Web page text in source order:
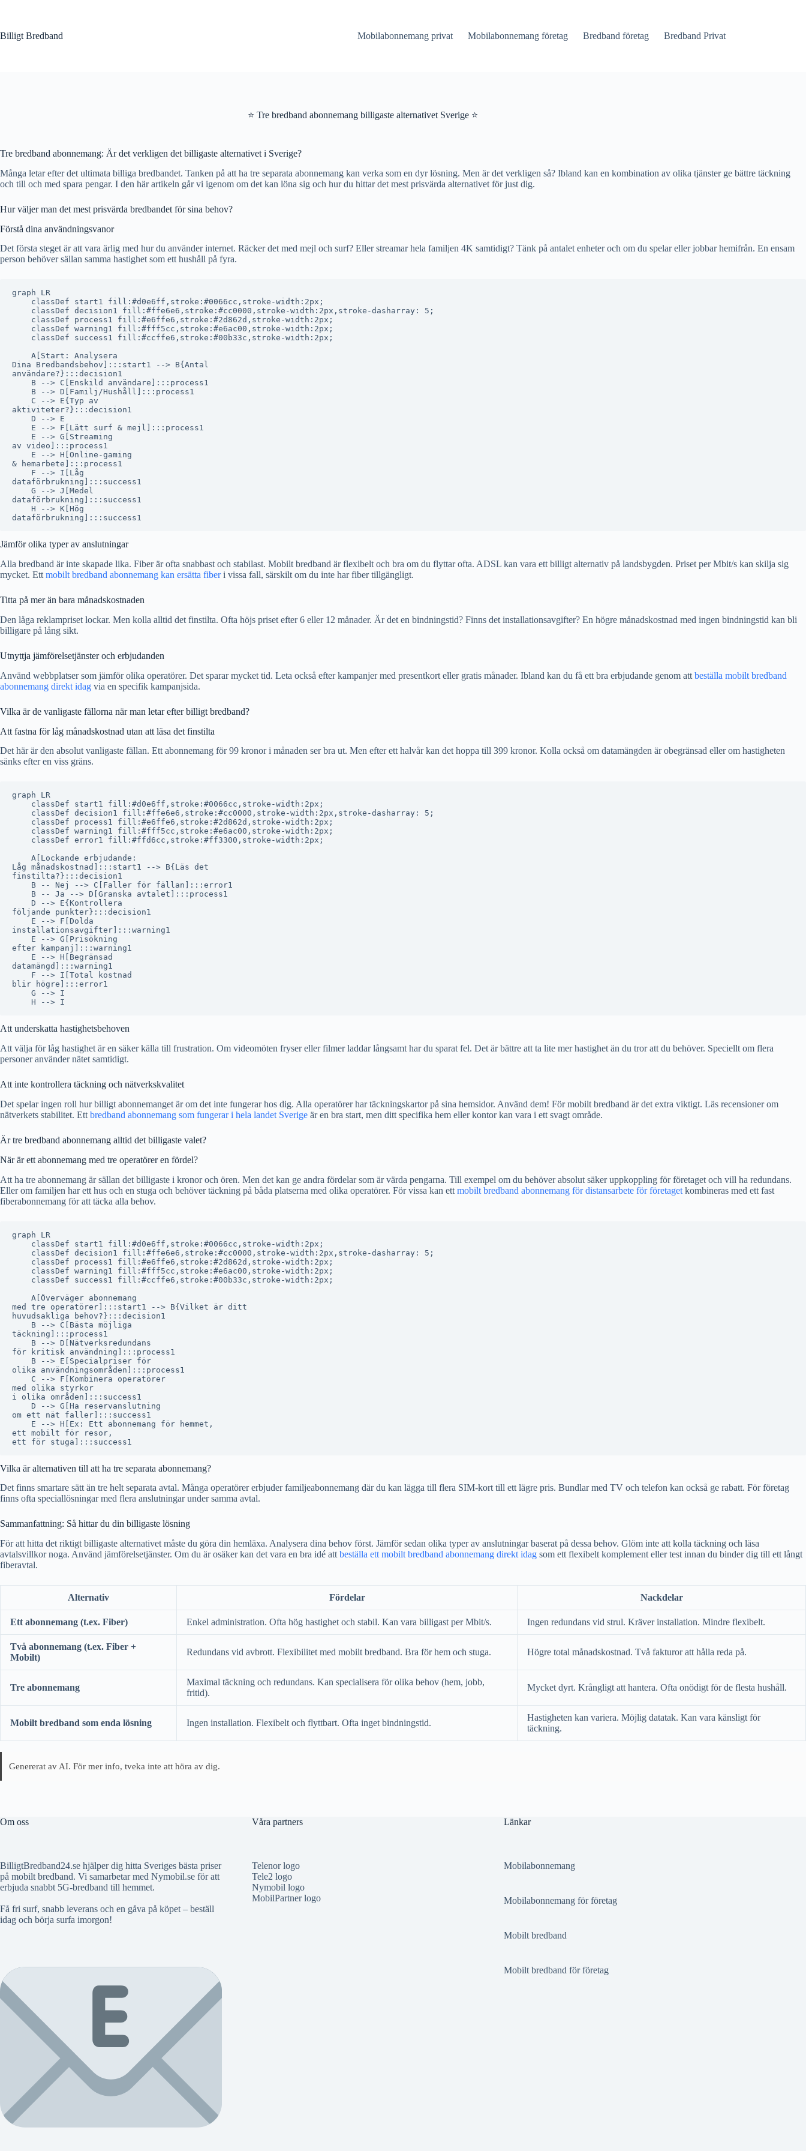
Billigt Bredband
Mobilabonnemang privat Mobilabonnemang företag Bredband företag Bredband Privat
⭐ Tre bredband abonnemang billigaste alternativet Sverige ⭐
Tre bredband abonnemang: Är det verkligen det billigaste alternativet i Sverige?
Många letar efter det ultimata billiga bredbandet. Tanken på att ha tre separata abonnemang kan verka som en dyr lösning. Men är det verkligen så? Ibland kan en kombination av olika tjänster ge bättre täckning
och till och med spara pengar. I den här artikeln går vi igenom om det kan löna sig och hur du hittar det mest prisvärda alternativet för just dig.
Hur väljer man det mest prisvärda bredbandet för sina behov?
Förstå dina användningsvanor
Det första steget är att vara ärlig med hur du använder internet. Räcker det med mejl och surf? Eller streamar hela familjen 4K samtidigt? Tänk på antalet enheter och om du spelar eller jobbar hemifrån. En ensam
person behöver sällan samma hastighet som ett hushåll på fyra.
graph LR
    classDef start1 fill:#d0e6ff,stroke:#0066cc,stroke-width:2px;
    classDef decision1 fill:#ffe6e6,stroke:#cc0000,stroke-width:2px,stroke-dasharray: 5;
    classDef process1 fill:#e6ffe6,stroke:#2d862d,stroke-width:2px;
    classDef warning1 fill:#fff5cc,stroke:#e6ac00,stroke-width:2px;
    classDef success1 fill:#ccffe6,stroke:#00b33c,stroke-width:2px;
    A[Start: Analysera
Dina Bredbandsbehov]:::start1 --> B{Antal
användare?}:::decision1
    B --> C[Enskild användare]:::process1
    B --> D[Familj/Hushåll]:::process1
    C --> E{Typ av
aktiviteter?}:::decision1
    D --> E
    E --> F[Lätt surf & mejl]:::process1
    E --> G[Streaming
av video]:::process1
    E --> H[Online-gaming
& hemarbete]:::process1
    F --> I[Låg
dataförbrukning]:::success1
    G --> J[Medel
dataförbrukning]:::success1
    H --> K[Hög
Jämför olika typer av anslutningar
Alla bredband är inte skapade lika. Fiber är ofta snabbast och stabilast. Mobilt bredband är flexibelt och bra om du flyttar ofta. ADSL kan vara ett billigt alternativ på landsbygden. Priset per Mbit/s kan skilja sig
mycket. Ett mobilt bredband abonnemang kan ersätta fiberi vissa fall, särskilt om du inte har fiber tillgängligt.
Titta på mer än bara månadskostnaden
Den låga reklampriset lockar. Men kolla alltid det finstilta. Ofta höjs priset efter 6 eller 12 månader. Är det en bindningstid? Finns det installationsavgifter? En högre månadskostnad med ingen bindningstid kan bli
billigare på lång sikt.
Utnyttja jämförelsetjänster och erbjudanden
Använd webbplatser som jämför olika operatörer. Det sparar mycket tid. Leta också efter kampanjer med presentkort eller gratis månader. Ibland kan du få ett bra erbjudande genom att beställa mobilt bredband
abonnemang direkt idag via en specifik kampanjsida.
Vilka är de vanligaste fällorna när man letar efter billigt bredband?
Att fastna för låg månadskostnad utan att läsa det finstilta
Det här är den absolut vanligaste fällan. Ett abonnemang för 99 kronor i månaden ser bra ut. Men efter ett halvår kan det hoppa till 399 kronor. Kolla också om datamängden är obegränsad eller om hastigheten
sänks efter en viss gräns.
graph LR
    classDef start1 fill:#d0e6ff,stroke:#0066cc,stroke-width:2px;
    classDef decision1 fill:#ffe6e6,stroke:#cc0000,stroke-width:2px,stroke-dasharray: 5;
    classDef process1 fill:#e6ffe6,stroke:#2d862d,stroke-width:2px;
    classDef warning1 fill:#fff5cc,stroke:#e6ac00,stroke-width:2px;
    classDef error1 fill:#ffd6cc,stroke:#ff3300,stroke-width:2px;
    A[Lockande erbjudande:
Låg månadskostnad]:::start1 --> B{Läs det
finstilta?}:::decision1
    B -- Nej --> C[Faller för fällan]:::error1
    B -- Ja --> D[Granska avtalet]:::process1
    D --> E{Kontrollera
följande punkter}:::decision1
    E --> F[Dolda
installationsavgifter]:::warning1
    E --> G[Prisökning
efter kampanj]:::warning1
    E --> H[Begränsad
datamängd]:::warning1
    F --> I[Total kostnad
blir högre]:::error1
    G --> I
Att underskatta hastighetsbehoven
Att välja för låg hastighet är en säker källa till frustration. Om videomöten fryser eller filmer laddar långsamt har du sparat fel. Det är bättre att ta lite mer hastighet än du tror att du behöver. Speciellt om flera
personer använder nätet samtidigt.
Att inte kontrollera täckning och nätverkskvalitet
Det spelar ingen roll hur billigt abonnemanget är om det inte fungerar hos dig. Alla operatörer har täckningskartor på sina hemsidor. Använd dem! För mobilt bredband är det extra viktigt. Läs recensioner om
nätverkets stabilitet. Ett bredband abonnemang som fungerar i hela landet Sverige är en bra start, men ditt specifika hem eller kontor kan vara i ett svagt område.
Är tre bredband abonnemang alltid det billigaste valet?
När är ett abonnemang med tre operatörer en fördel?
Att ha tre abonnemang är sällan det billigaste i kronor och ören. Men det kan ge andra fördelar som är värda pengarna. Till exempel om du behöver absolut säker uppkoppling för företaget och vill ha redundans.
Eller om familjen har ett hus och en stuga och behöver täckning på båda platserna med olika operatörer. För vissa kan ett mobilt bredband abonnemang för distansarbete för företaget kombineras med ett fast
fiberabonnemang för att täcka alla behov.
graph LR
    classDef start1 fill:#d0e6ff,stroke:#0066cc,stroke-width:2px;
    classDef decision1 fill:#ffe6e6,stroke:#cc0000,stroke-width:2px,stroke-dasharray: 5;
    classDef process1 fill:#e6ffe6,stroke:#2d862d,stroke-width:2px;
    classDef warning1 fill:#fff5cc,stroke:#e6ac00,stroke-width:2px;
    classDef success1 fill:#ccffe6,stroke:#00b33c,stroke-width:2px;
    A[Överväger abonnemang
med tre operatörer]:::start1 --> B{Vilket är ditt
huvudsakliga behov?}:::decision1
    B --> C[Bästa möjliga
täckning]:::process1
    B --> D[Nätverksredundans
för kritisk användning]:::process1
    B --> E[Specialpriser för
olika användningsområden]:::process1
    C --> F[Kombinera operatörer
med olika styrkor
i olika områden]:::success1
    D --> G[Ha reservanslutning
om ett nät faller]:::success1
    E --> H[Ex: Ett abonnemang för hemmet,
ett mobilt för resor,
Vilka är alternativen till att ha tre separata abonnemang?
Det finns smartare sätt än tre helt separata avtal. Många operatörer erbjuder familjeabonnemang där du kan lägga till flera SIM-kort till ett lägre pris. Bundlar med TV och telefon kan också ge rabatt. För företag
finns ofta speciallösningar med flera anslutningar under samma avtal.
Sammanfattning: Så hittar du din billigaste lösning
För att hitta det riktigt billigaste alternativet måste du göra din hemläxa. Analysera dina behov först. Jämför sedan olika typer av anslutningar baserat på dessa behov. Glöm inte att kolla täckning och läsa
avtalsvillkor noga. Använd jämförelsetjänster. Om du är osäker kan det vara en bra idé att beställa ett mobilt bredband abonnemang direkt idag som ett flexibelt komplement eller test innan du binder dig till ett långt
fiberavtal.
Alternativ Fördelar Nackdelar
Ett abonnemang (t.ex. Fiber) Enkel administration. Ofta hög hastighet och stabil. Kan vara billigast per Mbit/s. Ingen redundans vid strul. Kräver installation. Mindre flexibelt.
Två abonnemang (t.ex. Fiber +
Mobilt)
Redundans vid avbrott. Flexibilitet med mobilt bredband. Bra för hem och stuga. Högre total månadskostnad. Två fakturor att hålla reda på.
Tre abonnemang
Maximal täckning och redundans. Kan specialisera för olika behov (hem, jobb,
fritid).
Mycket dyrt. Krångligt att hantera. Ofta onödigt för de flesta hushåll.
Mobilt bredband som enda lösning Ingen installation. Flexibelt och flyttbart. Ofta inget bindningstid.
Hastigheten kan variera. Möjlig datatak. Kan vara känsligt för
täckning.
Genererat av AI. För mer info, tveka inte att höra av dig.
Om oss
BilligtBredband24.se hjälper dig hitta Sveriges bästa priser
på mobilt bredband. Vi samarbetar med Nymobil.se för att
erbjuda snabbt 5G-bredband till hemmet.
Få fri surf, snabb leverans och en gåva på köpet – beställ
idag och börja surfa imorgon!
Våra partners
Telenor logo
Tele2 logo
Nymobil logo
MobilPartner logo
Länkar
Mobilabonnemang
Mobilabonnemang för företag
Mobilt bredband
Mobilt bredband för företag